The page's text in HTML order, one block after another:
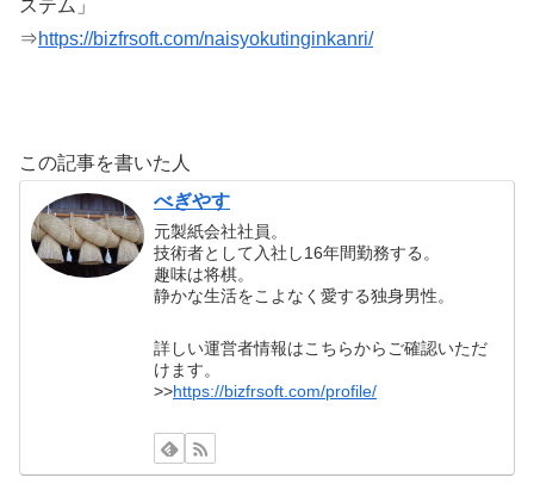
ステム」
⇒https://bizfrsoft.com/naisyokutinginkanri/
この記事を書いた人
べぎやす
元製紙会社社員。
技術者として入社し16年間勤務する。
趣味は将棋。
静かな生活をこよなく愛する独身男性。
詳しい運営者情報はこちらからご確認いただ
けます。
>>https://bizfrsoft.com/profile/